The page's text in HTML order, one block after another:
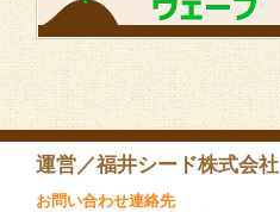
運営／福井シード株式会社
お問い合わせ連絡先